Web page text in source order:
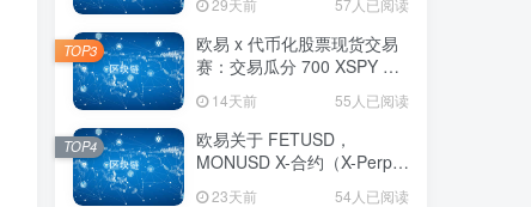
欧易 x 代币化股票现货交易
赛：交易瓜分 700 XSPY 奖
14天前 55人已阅读
TOP3
欧易关于 FETUSD，
MONUSD X-合约（X-Perp）
23天前 54人已阅读
TOP4